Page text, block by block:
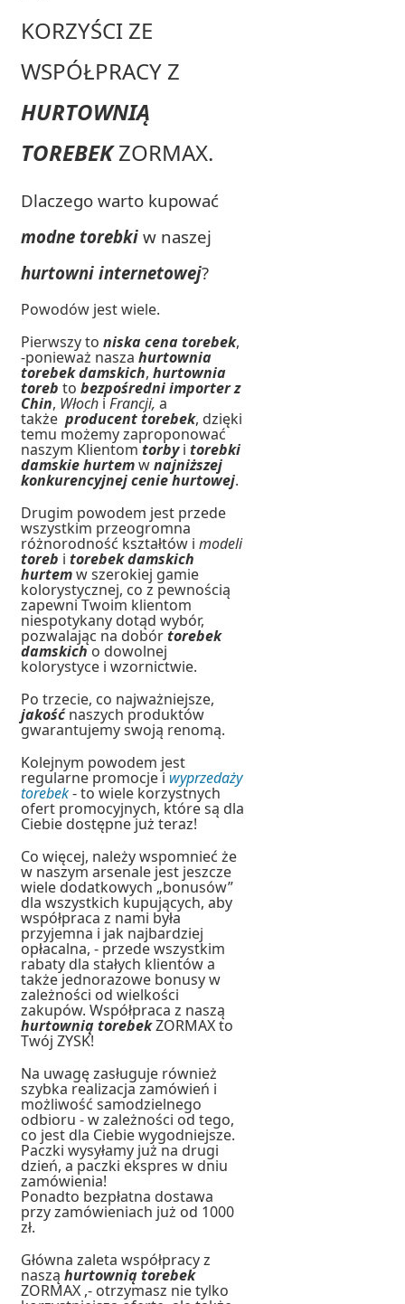
KORZYŚCI ZE
WSPÓŁPRACY Z
HURTOWNIĄ
TOREBEKZORMAX.
Dlaczego warto kupować
modne torebki w naszej
hurtowni internetowej?
Powodów jest wiele.
Pierwszy toniska cena torebek,
-ponieważ naszahurtownia
torebek damskich,hurtownia
toreb tobezpośredni importer z
Chin, Włoch iFrancji,a
także producent torebek, dzięki
temu możemy zaproponować
naszym Klientomtorbyitorebki
damskie hurtemwnajniższej
konkurencyjnej cenie hurtowej.
Drugim powodem jest przede
wszystkim przeogromna
różnorodność kształtów imodeli
toreb itorebek damskich
hurtemw szerokiej gamie
kolorystycznej, co z pewnością
zapewni Twoim klientom
niespotykany dotąd wybór,
pozwalając na dobórtorebek
damskicho dowolnej
kolorystyce i wzornictwie.
Po trzecie, co najważniejsze,
jakośćnaszych produktów
gwarantujemy swoją renomą.
Kolejnym powodem jest
regularne promocje i wyprzedaży
torebek- to wiele korzystnych
ofert promocyjnych, które są dla
Ciebie dostępne już teraz!
Co więcej, należy wspomnieć że
w naszym arsenale jest jeszcze
wiele dodatkowych „bonusów”
dla wszystkich kupujących, aby
współpraca z nami była
przyjemna i jak najbardziej
opłacalna, - przede wszystkim
rabaty dla stałych klientów a
także jednorazowe bonusy w
zależności od wielkości
zakupów. Współpraca z naszą
hurtownią torebekZORMAX to
Twój ZYSK!
Na uwagę zasługuje również
szybka realizacja zamówień i
możliwość samodzielnego
odbioru - w zależności od tego,
co jest dla Ciebie wygodniejsze.
Paczki wysyłamy już na drugi
dzień, a paczki ekspres w dniu
zamówienia!
Ponadto bezpłatna dostawa
przy zamówieniach już od 1000
zł.
Główna zaleta współpracy z
nasząhurtownią torebek
ZORMAX ,- otrzymasz nie tylko